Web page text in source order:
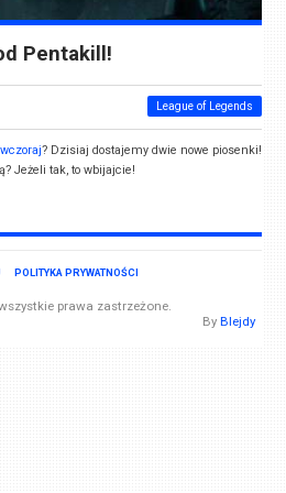
Pentakill!
League of Legends
? Dzisiaj dostajemy dwie nowe piosenki!
Jeżeli tak, to wbijajcie!
POLITYKA PRYWATNOŚCI
prawa zastrzeżone.
By Blejdy